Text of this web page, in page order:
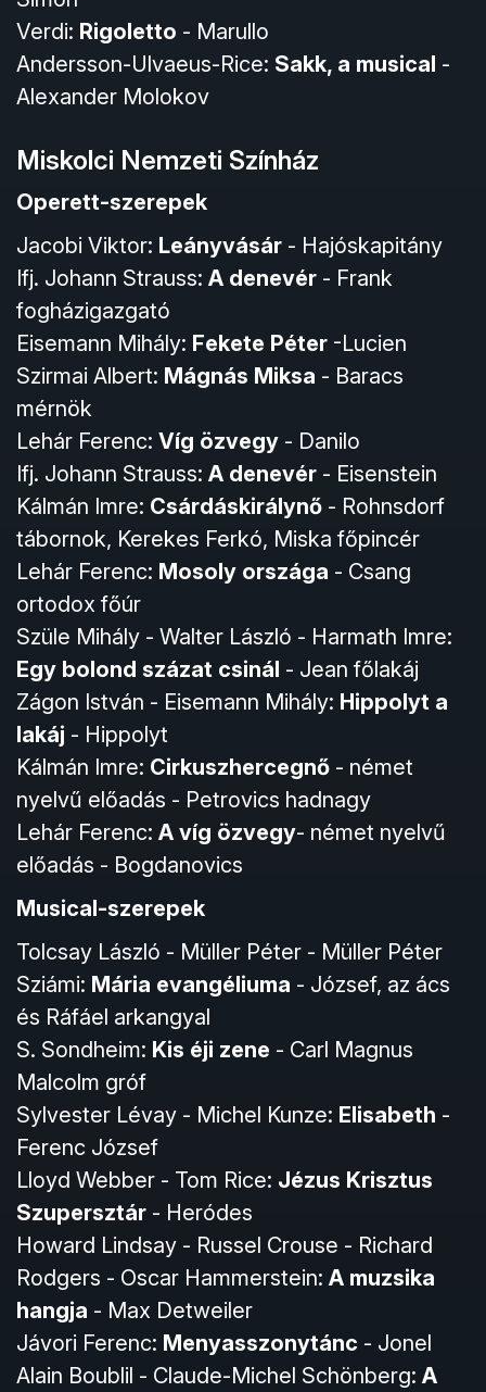
Verdi: Rigoletto - Marullo
Andersson-Ulvaeus-Rice: Sakk, a musical -
Alexander Molokov
Miskolci Nemzeti Színház
Operett-szerepek
Jacobi Viktor: Leányvásár - Hajóskapitány
Ifj. Johann Strauss: A denevér - Frank
fogházigazgató
Eisemann Mihály: Fekete Péter -Lucien
Szirmai Albert: Mágnás Miksa - Baracs
mérnök
Lehár Ferenc: Víg özvegy - Danilo
Ifj. Johann Strauss: A denevér - Eisenstein
Kálmán Imre: Csárdáskirálynő - Rohnsdorf
tábornok, Kerekes Ferkó, Miska főpincér
Lehár Ferenc: Mosoly országa - Csang
ortodox főúr
Szüle Mihály - Walter László - Harmath Imre:
Egy bolond százat csinál - Jean főlakáj
Zágon István - Eisemann Mihály: Hippolyt a
lakáj - Hippolyt
Kálmán Imre: Cirkuszhercegnő - német
nyelvű előadás - Petrovics hadnagy
Lehár Ferenc: A víg özvegy- német nyelvű
előadás - Bogdanovics
Musical-szerepek
Tolcsay László - Müller Péter - Müller Péter
Sziámi: Mária evangéliuma - József, az ács
és Ráfáel arkangyal
S. Sondheim: Kis éji zene - Carl Magnus
Malcolm gróf
Sylvester Lévay - Michel Kunze: Elisabeth -
Ferenc József
Lloyd Webber - Tom Rice: Jézus Krisztus
Szupersztár - Heródes
Howard Lindsay - Russel Crouse - Richard
Rodgers - Oscar Hammerstein: A muzsika
hangja - Max Detweiler
Jávori Ferenc: Menyasszonytánc - Jonel
Alain Boublil - Claude-Michel Schönberg: A